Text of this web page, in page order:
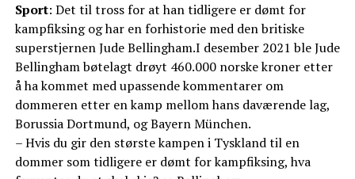
Sport: Det til tross for at han tidligere er dømt for
kampfiksing og har en forhistorie med den britiske
superstjernen Jude Bellingham.I desember 2021 ble Jude
Bellingham bøtelagt drøyt 460.000 norske kroner etter
å ha kommet med upassende kommentarer om
dommeren etter en kamp mellom hans daværende lag,
Borussia Dortmund, og Bayern München.
– Hvis du gir den største kampen i Tyskland til en
dommer som tidligere er dømt for kampfiksing, hva